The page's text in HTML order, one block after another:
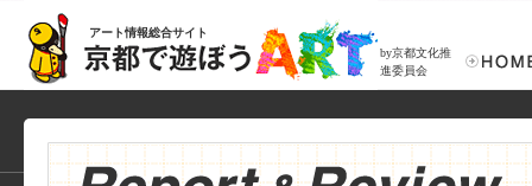
アート情報総合サイト
by京都文化推
進委員会